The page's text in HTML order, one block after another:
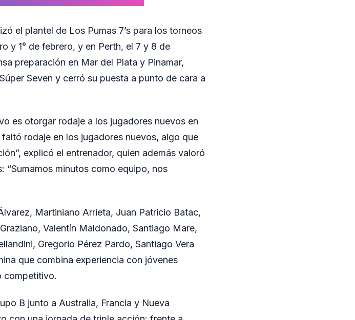
el plantel de Los Pumas 7’s para los torneos
y 1° de febrero, y en Perth, el 7 y 8 de
preparación en Mar del Plata y Pinamar,
Seven y cerró su puesta a punto de cara a
es otorgar rodaje a los jugadores nuevos en
rodaje en los jugadores nuevos, algo que
explicó el entrenador, quien además valoró
“Sumamos minutos como equipo, nos
Martiniano Arrieta, Juan Patricio Batac,
Valentín Maldonado, Santiago Mare,
Gregorio Pérez Pardo, Santiago Vera
que combina experiencia con jóvenes
competitivo.
B junto a Australia, Francia y Nueva